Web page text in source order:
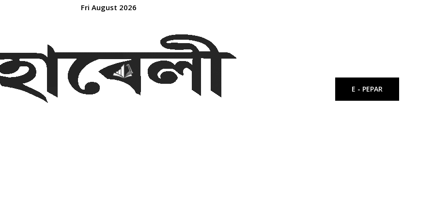
Fri August 2026
E - PEPAR